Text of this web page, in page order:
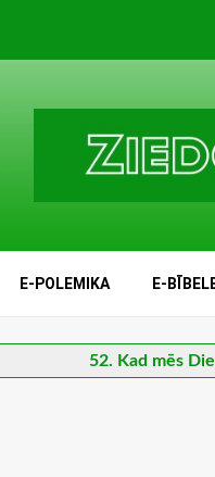
E-POLEMIKA E-
52. Kad mēs